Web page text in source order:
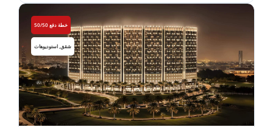
خطة دفع 50/50
شقق, استوديوهات